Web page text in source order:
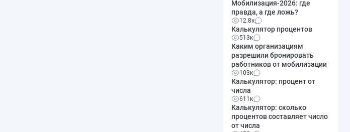
Мобилизация-2026: где
правда, а где ложь?
12.8к
Калькулятор процентов
513к
Каким организациям
разрешили бронировать
работников от мобилизации
103к
Калькулятор: процент от
числа
611к
Калькулятор: сколько
процентов составляет число
от числа